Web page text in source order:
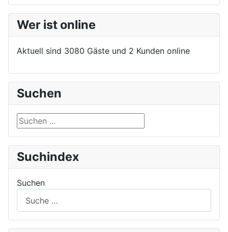
Wer ist online
Aktuell sind 3080 Gäste und 2 Kunden online
Suchen
Suchen ...
Suchindex
Suchen